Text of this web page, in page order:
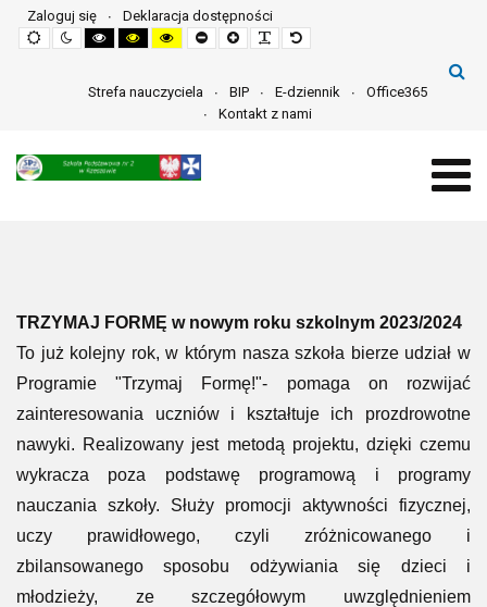
Zaloguj się
Deklaracja dostępności
Default
mode
Night
mode
High
contrast
mode
High
contrast
mode
High
contrast
mode
Set
smaller
Set
larger
Make
font
Set
default
Strefa nauczyciela
BIP E-dziennik
Office365
Kontakt z nami
TRZYMAJ FORMĘ w nowym roku szkolnym 2023/2024
To już kolejny rok, w którym nasza szkoła bierze udział w
Programie "Trzymaj Formę!"- pomaga on rozwijać
zainteresowania uczniów i kształtuje ich prozdrowotne
nawyki. Realizowany jest metodą projektu, dzięki czemu
wykracza poza podstawę programową i programy
nauczania szkoły. Służy promocji aktywności fizycznej,
uczy prawidłowego, czyli zróżnicowanego i
zbilansowanego sposobu odżywiania się dzieci i
młodzieży, ze szczegółowym uwzględnieniem